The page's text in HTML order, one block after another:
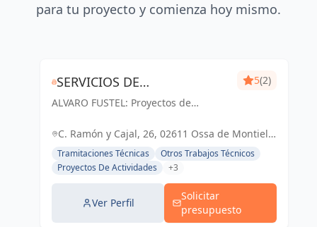
para tu proyecto y comienza hoy mismo.
SERVICIOS DE
ARQUITECTURA E
INMOBILIARIA ÁLVARO
FUSTEL
ALVARO FUSTEL: Proyectos de
en Albacete, Ciudad Real y Madrid
5(2)
C. Ramón y Cajal, 26, 02611 Ossa de Montiel,
Albacete, España, España
Tramitaciones Técnicas
Otros Trabajos Técnicos
Proyectos De Actividades
+3
Ver Perfil
Solicitar
presupuesto